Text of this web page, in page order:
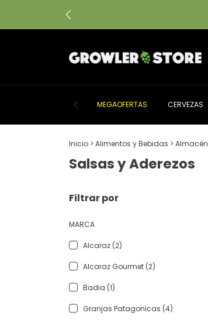
MEGAOFERTAS CERVEZAS
Inicio > Alimentos y Bebidas > Almacén
Salsas y Aderezos
Filtrar por
MARCA
Alcaraz (2)
Alcaraz Gourmet (2)
Badia (1)
Granjas Patagonicas (4)